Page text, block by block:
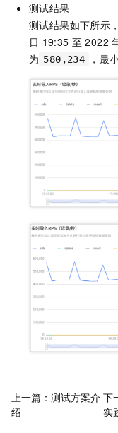
测试结果
测试结果如下所示
日 19:35 至 2022
为 580,234 ，最
上一篇： 测试方案介
绍
下
实